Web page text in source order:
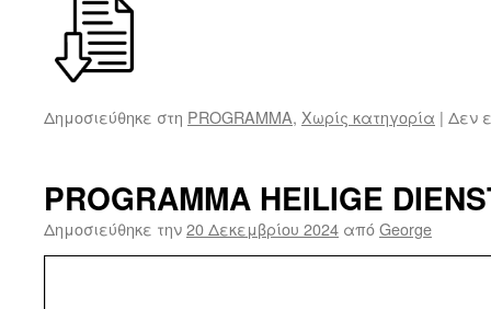
Δημοσιεύθηκε στη PROGRAMMA, Χωρίς κατηγορία | Δεν
PROGRAMMA HEILIGE
Δημοσιεύθηκε την20 Δεκεμβρίου 2024 απόGeorge